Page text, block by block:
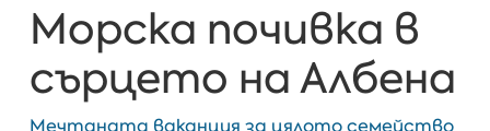
Морска почивка в
сърцето на Албена
Мечтаната ваканция за цялото семейство